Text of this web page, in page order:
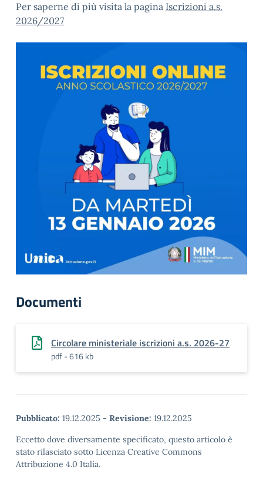
Per saperne di più visita la pagina Iscrizioni a.s.
2026/2027
Documenti
Circolare ministeriale iscrizioni a.s. 2026-27
pdf - 616 kb
Pubblicato: 19.12.2025 - Revisione: 19.12.2025
Eccetto dove diversamente specificato, questo articolo è
stato rilasciato sotto Licenza Creative Commons
Attribuzione 4.0 Italia.